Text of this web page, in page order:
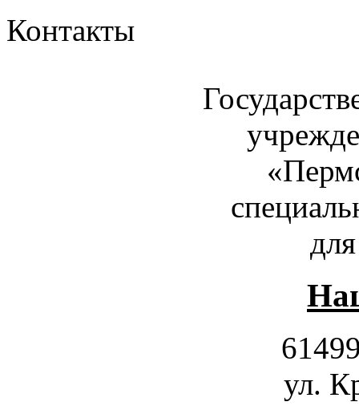
Контакты
ул.